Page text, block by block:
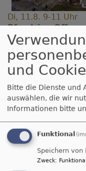
Di, 11.8. 9-11 Uhr
Pfarrbüro Offen
Birgit Förtsch und Pfr.
Kulmbach /
Fr, 14.8. 14-16 Uhr
Pfarrbüro Offen
und
Bitte die Dienste und
auswählen, die wir
Informationen bitte
Funktional
Speichern
Zweck: Funktional